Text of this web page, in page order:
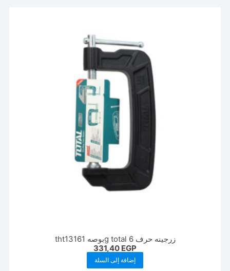
زرجينه حرف g total 6بوصه tht13161
331,40 EGP
إضافة إلى السلة